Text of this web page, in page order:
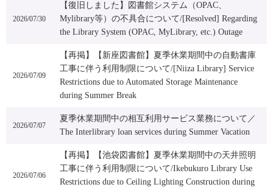
2026/07/30
【復旧しました】図書館システム（OPAC、
Mylibrary等）の不具合について/[Resolved] Regarding
the Library System (OPAC, MyLibrary, etc.) Outage
2026/07/09
【再掲】【新座図書館】夏季休業期間中の自動書庫
工事に伴う利用制限について/[Niiza Library] Service
Restrictions due to Automated Storage Maintenance
during Summer Break
2026/07/07
夏季休業期間中の相互利用サービス業務について／
The Interlibrary loan services during Summer Vacation
2026/07/06
【再掲】【池袋図書館】夏季休業期間中の天井照明
工事に伴う利用制限について/Ikebukuro Library Use
Restrictions due to Ceiling Lighting Construction during